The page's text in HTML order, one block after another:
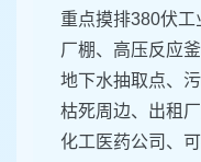
重点摸排380伏
厂棚、高压反应
地下水抽取点、
枯死周边、出租
化工医药公司、